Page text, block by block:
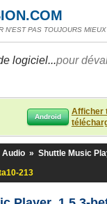
N'EST PAS TOUJOURS
logiciel...pour
Android
Afficher
Audio » Shuttle Music
213